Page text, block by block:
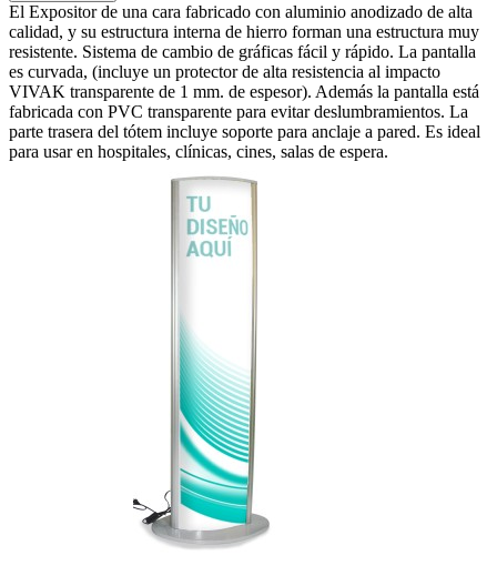
El Expositor de una cara fabricado con aluminio anodizado de alta
calidad, y su estructura interna de hierro forman una estructura muy
resistente. Sistema de cambio de gráficas fácil y rápido. La pantalla
es curvada, (incluye un protector de alta resistencia al impacto
VIVAK transparente de 1 mm. de espesor). Además la pantalla está
fabricada con PVC transparente para evitar deslumbramientos. La
parte trasera del tótem incluye soporte para anclaje a pared. Es ideal
para usar en hospitales, clínicas, cines, salas de espera.